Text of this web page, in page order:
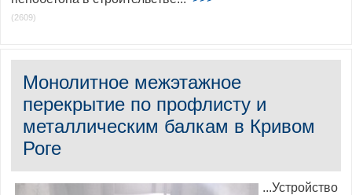
(2609)
Монолитное межэтажное
перекрытие по профлисту и
металлическим балкам в Кривом
Роге
...Устройство